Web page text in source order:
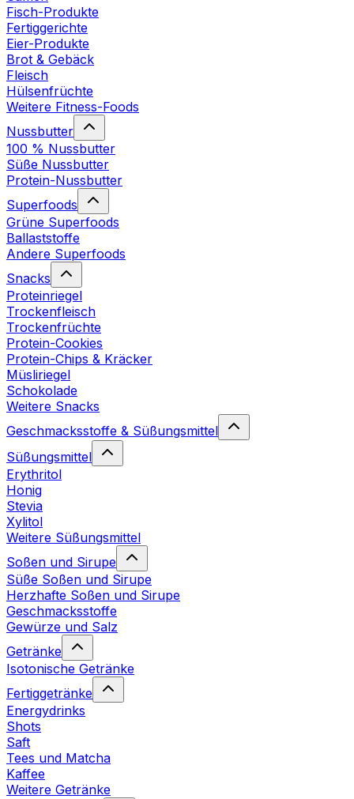
Fisch-Produkte
Fertiggerichte
Eier-Produkte
Brot & Gebäck
Fleisch
Hülsenfrüchte
Weitere Fitness-Foods
Nussbutter
100 % Nussbutter
Süße Nussbutter
Protein-Nussbutter
Superfoods
Grüne Superfoods
Ballaststoffe
Andere Superfoods
Snacks
Proteinriegel
Trockenfleisch
Trockenfrüchte
Protein-Cookies
Protein-Chips & Kräcker
Müsliriegel
Schokolade
Weitere Snacks
Geschmacksstoffe & Süßungsmittel
Süßungsmittel
Erythritol
Honig
Stevia
Xylitol
Weitere Süßungsmittel
Soßen und Sirupe
Süße Soßen und Sirupe
Herzhafte Soßen und Sirupe
Geschmacksstoffe
Gewürze und Salz
Getränke
Isotonische Getränke
Fertiggetränke
Energydrinks
Shots
Saft
Tees und Matcha
Kaffee
Weitere Getränke